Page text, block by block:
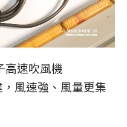
高速吹風機
風速強、風量更集